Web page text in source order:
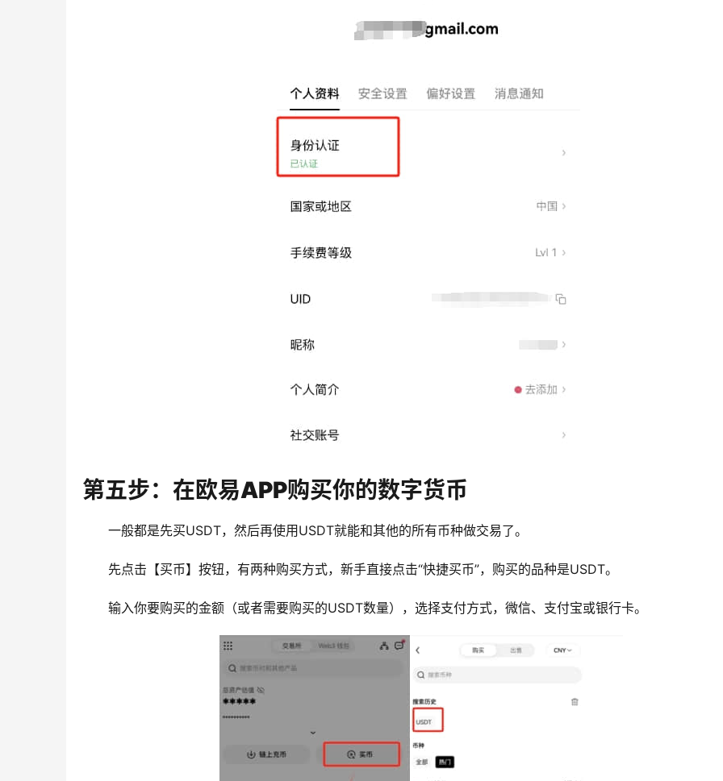
第五步：在欧易APP购买你的数字货币
一般都是先买USDT，然后再使用USDT就能和其他的所有币种做交易了。
先点击【买币】按钮，有两种购买方式，新手直接点击“快捷买币”，购买的品种是USDT。
输入你要购买的金额（或者需要购买的USDT数量），选择支付方式，微信、支付宝或银行卡。